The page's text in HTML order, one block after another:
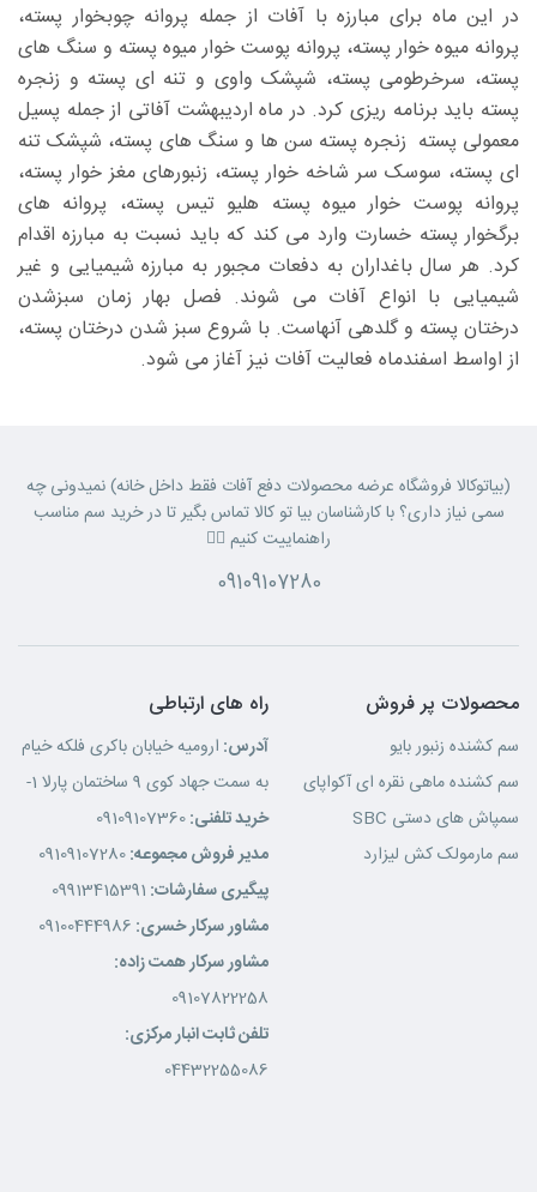
در این ماه برای مبارزه با آفات از جمله پروانه چوبخوار پسته،
پروانه میوه خوار پسته، پروانه پوست خوار میوه پسته و سنگ های
پسته، سرخرطومی پسته، شپشک واوی و تنه ای پسته و زنجره
پسته باید برنامه ریزی کرد. در ماه اردیبهشت آفاتی از جمله پسیل
معمولی پسته زنجره پسته سن ها و سنگ های پسته، شپشک تنه
ای پسته، سوسک سر شاخه خوار پسته، زنبورهای مغز خوار پسته،
پروانه پوست خوار میوه پسته هلیو تیس پسته، پروانه های
برگخوار پسته خسارت وارد می کند که باید نسبت به مبارزه اقدام
کرد. هر سال باغداران به دفعات مجبور به مبارزه شیمیایی و غیر
شیمیایی با انواع آفات می شوند. فصل بهار زمان سبزشدن
درختان پسته و گلدهی آنهاست. با شروع سبز شدن درختان پسته،
از اواسط اسفندماه فعالیت آفات نیز آغاز می شود.
(بیاتوکالا فروشگاه عرضه محصولات دفع آفات فقط داخل خانه) نمیدونی چه
سمی نیاز داری؟ با کارشناسان بیا تو کالا تماس بگیر تا در خرید سم مناسب
راهنماییت کنیم 👈🏼
09109107280
محصولات پر فروش
سم کشنده زنبور بایو
سم کشنده ماهی نقره ای آکواپای
سمپاش های دستی SBC
سم مارمولک کش لیزارد
راه های ارتباطی
آدرس: ارومیه خیابان باکری فلکه خیام
به سمت جهاد کوی 9 ساختمان پارلا 1-
خرید تلفنی:09109107360
مدیر فروش مجموعه:09109107280
پیگیری سفارشات: 09913415391
مشاور سرکار خسری: 09100444986
مشاور سرکار همت زاده:
09107822258
تلفن ثابت انبار مرکزی:
04432255086